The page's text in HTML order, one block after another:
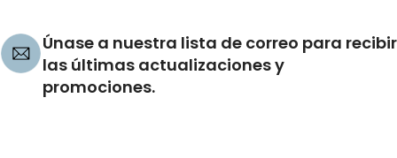
Únase a nuestra lista de correo para recibir
las últimas actualizaciones y
promociones.